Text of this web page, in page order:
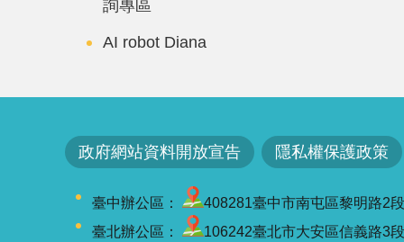
詢專區
AI robot Diana
政府網站資料開放宣告 隱私權保護政策
臺中辦公區：
408281臺中市南屯區黎明路2
臺北辦公區：
106242臺北市大安區信義路3